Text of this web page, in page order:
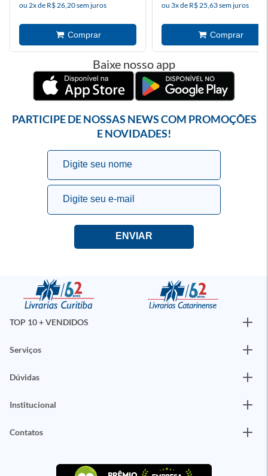
ou 2x de R$ 26,20 sem juros ou 3x de R$ 25,63 sem juros
Baixe nosso app
PARTICIPE DE NOSSAS NEWS COM PROMOÇÕES
E NOVIDADES!
TOP 10 + VENDIDOS
Serviços
Dúvidas
Institucional
Contatos